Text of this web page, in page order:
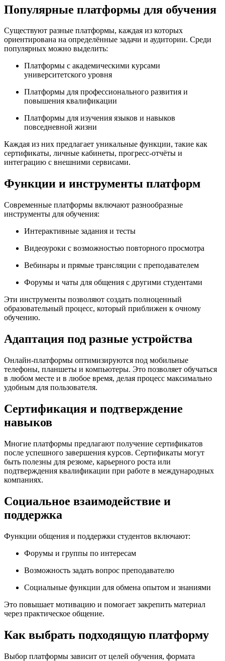
Популярные платформы для обучения
Существуют разные платформы, каждая из которых
ориентирована на определённые задачи и аудитории. Среди
популярных можно выделить:
Платформы с академическими курсами
университетского уровня
Платформы для профессионального развития и
повышения квалификации
Платформы для изучения языков и навыков
повседневной жизни
Каждая из них предлагает уникальные функции, такие как
сертификаты, личные кабинеты, прогресс-отчёты и
интеграцию с внешними сервисами.
Функции и инструменты платформ
Современные платформы включают разнообразные
инструменты для обучения:
Интерактивные задания и тесты
Видеоуроки с возможностью повторного просмотра
Вебинары и прямые трансляции с преподавателем
Форумы и чаты для общения с другими студентами
Эти инструменты позволяют создать полноценный
образовательный процесс, который приближен к очному
обучению.
Адаптация под разные устройства
Онлайн-платформы оптимизируются под мобильные
телефоны, планшеты и компьютеры. Это позволяет обучаться
в любом месте и в любое время, делая процесс максимально
удобным для пользователя.
Сертификация и подтверждение
навыков
Многие платформы предлагают получение сертификатов
после успешного завершения курсов. Сертификаты могут
быть полезны для резюме, карьерного роста или
подтверждения квалификации при работе в международных
компаниях.
Социальное взаимодействие и
поддержка
Функции общения и поддержки студентов включают:
Форумы и группы по интересам
Возможность задать вопрос преподавателю
Социальные функции для обмена опытом и знаниями
Это повышает мотивацию и помогает закрепить материал
через практическое общение.
Как выбрать подходящую платформу
Выбор платформы зависит от целей обучения, формата